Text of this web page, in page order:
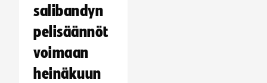
salibandyn
pelisäännöt
voimaan
heinäkuun